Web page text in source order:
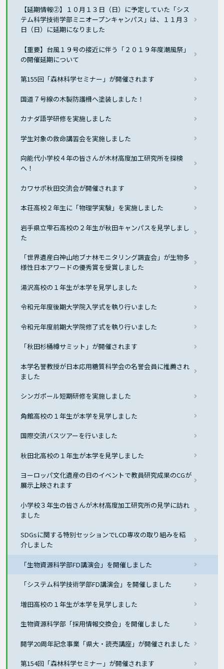
【延期情報②】１０月１３日（日）に予定していた「シス
テム科学技術学部ミニオープンキャンパス」は、１１月３
日（日）に延期になりました
【重要】台風１９号の接近に伴う「２０１９年度潮風祭」
の開催延期について
第155回「森林科学セミナー」が開催されます
国道７号線の木製防護柵へ塗装しました！
カナダ語学研修を実施しました
学生対象の救命講習会を実施しました
向能代小学校４年の皆さんが木材高度加工研究所を探検
へ！
カワサポ秋田交流会が開催されます
本荘高校２年生に「物理学実験」を実施しました
岩手県立雫石高校の２年生が秋田キャンパスを見学しまし
た
「世界遺産白神山地ブナ林モニタリング調査会」が生物多
様性日本アワードの優秀賞を受賞しました
湯沢高校の１年生が本学を見学しました
令和元年度後期大学院入学式を執り行いました
令和元年度前期大学院修了式を執り行いました
「秋田杉桶樽サミット」が開催されます
本学名誉教授が日本応用糖質科学会の名誉会員に推薦され
ました
シンガポール短期研修を実施しました
角館高校の１年生が本学を見学しました
国際交流バスツアーを行いました
秋田北高校の１年生が本学を見学しました
ヨーロッパ文化遺産の日のイベントで教員研究成果のCGが
展示上映されます
小学校３年生の皆さんが木材高度加工研究所の見学に訪れ
ました
SDGsに関する特別セッションでLCD専攻の取り組みを紹
介しました
「生物資源科学部FD講演会」を開催しました
「システム科学技術学部FD講演会」を開催しました
増田高校の１年生が本学を見学しました
生物資源科学部「採用情報交換会」を開催しました
開学20周年記念事業「県大・読売講座」が開催されました
第154回「森林科学セミナー」が開催されます